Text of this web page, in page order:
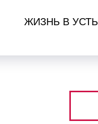
ЖИЗНЬ В